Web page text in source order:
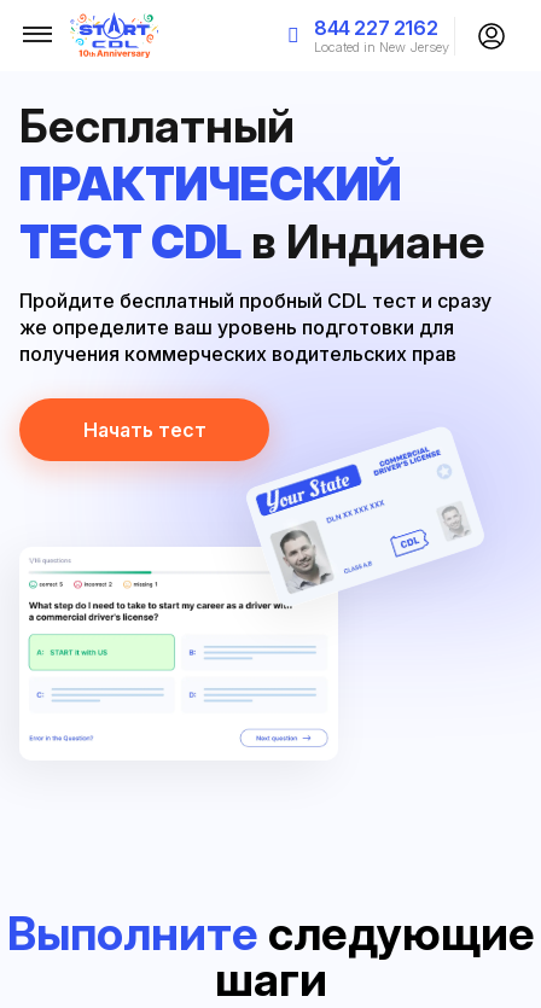
844 227 2162
Located in New Jersey
Бесплатный
ПРАКТИЧЕСКИЙ
ТЕСТ CDL в Индиане
Пройдите бесплатный пробный CDL тест и сразу
же определите ваш уровень подготовки для
получения коммерческих водительских прав
Начать тест
Выполните следующие
шаги